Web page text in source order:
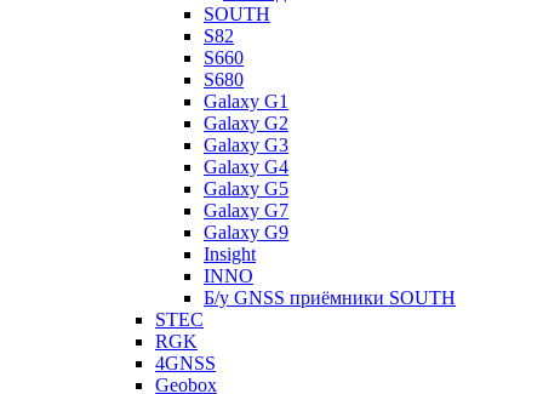
SOUTH
S82
S660
S680
Galaxy G1
Galaxy G2
Galaxy G3
Galaxy G4
Galaxy G5
Galaxy G7
Galaxy G9
Insight
INNO
Б/у GNSS приёмники SOUTH
STEC
RGK
4GNSS
Geobox